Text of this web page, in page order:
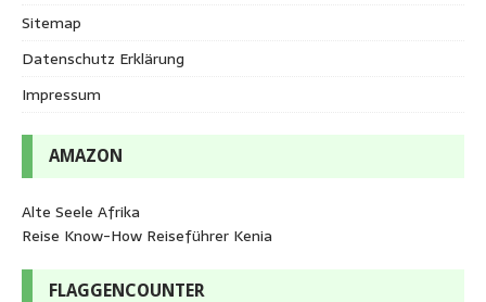
Sitemap
Datenschutz Erklärung
Impressum
AMAZON
Alte Seele Afrika
Reise Know-How Reiseführer Kenia
FLAGGENCOUNTER